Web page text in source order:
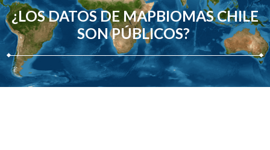
¿LOS DATOS DE MAPBIOMAS CHILE
SON PÚBLICOS?